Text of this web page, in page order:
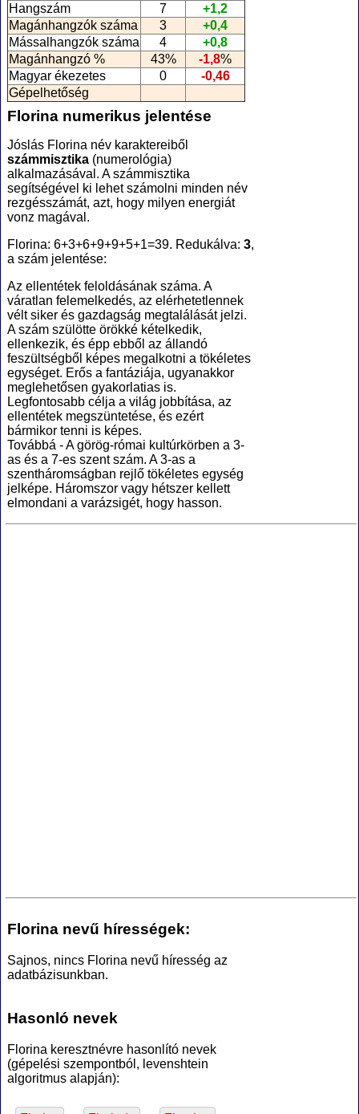
Hangszám
7
+1,2
Magánhangzók száma
3
+0,4
Mássalhangzók száma
4
+0,8
Magánhangzó %
43% -1,8%
Magyar ékezetes
0
-0,46
Gépelhetőség
Florina numerikus jelentése
Jóslás Florina név karaktereiből
számmisztika (numerológia)
alkalmazásával. A számmisztika
segítségével ki lehet számolni minden név
rezgésszámát, azt, hogy milyen energiát
vonz magával.
Florina: 6+3+6+9+9+5+1=39. Redukálva: 3,
a szám jelentése:
Az ellentétek feloldásának száma. A
váratlan felemelkedés, az elérhetetlennek
vélt siker és gazdagság megtalálását jelzi.
A szám szülötte örökké kételkedik,
ellenkezik, és épp ebből az állandó
feszültségből képes megalkotni a tökéletes
egységet. Erős a fantáziája, ugyanakkor
meglehetősen gyakorlatias is.
Legfontosabb célja a világ jobbítása, az
ellentétek megszüntetése, és ezért
bármikor tenni is képes.
Továbbá - A görög-római kultúrkörben a 3-
as és a 7-es szent szám. A 3-as a
szentháromságban rejlő tökéletes egység
jelképe. Háromszor vagy hétszer kellett
elmondani a varázsigét, hogy hasson.
Florina nevű hírességek:
Sajnos, nincs Florina nevű híresség az
adatbázisunkban.
Hasonló nevek
Florina keresztnévre hasonlító nevek
(gépelési szempontból, levenshtein
algoritmus alapján):